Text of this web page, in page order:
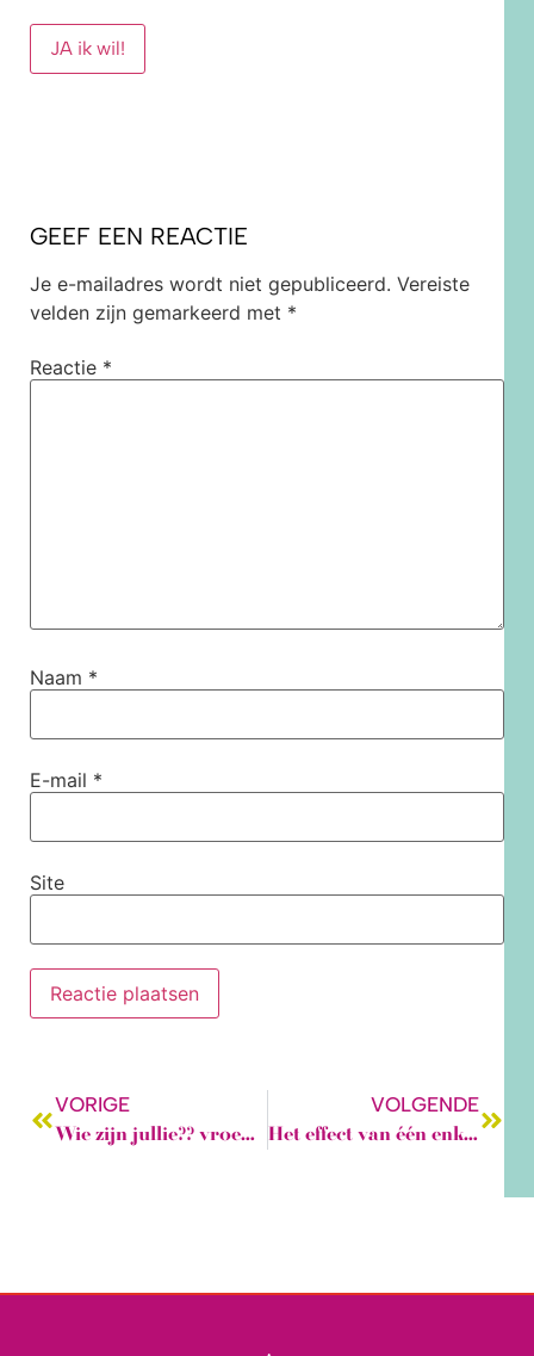
JA ik wil!
GEEF EEN REACTIE
Je e-mailadres wordt niet gepubliceerd. Vereiste
velden zijn gemarkeerd met *
Reactie *
Naam *
E-mail *
Site
VORIGE
Wie zijn jullie?? vroeg de marketing assistent
VOLGENDE
Het effect van één enkele foto!